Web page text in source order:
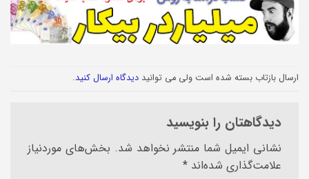
ارسال بازتاب بسته شده است ولی می توانید دیدگاه ارسال کنید.
دیدگاهتان را بنویسید
نشانی ایمیل شما منتشر نخواهد شد. بخش‌های موردنیاز
علامت‌گذاری شده‌اند *